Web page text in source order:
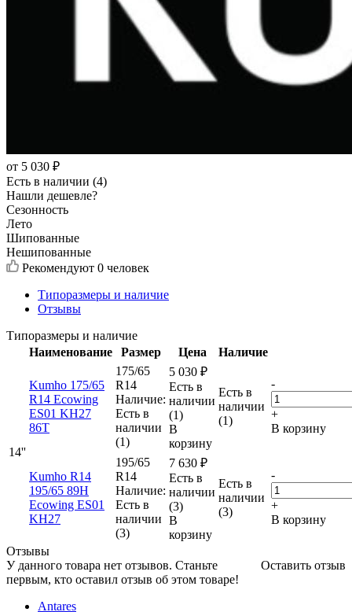
от 5 030 ₽
Есть в наличии (4)
Нашли дешевле?
Сезонность
Лето
Шипованные
Нешипованные
Рекомендуют 0 человек
Типоразмеры и наличие
Отзывы
Типоразмеры и наличие
Наименование
Размер Цена Наличие
14''
Kumho 175/65
R14 Ecowing
ES01 KH27
86T
175/65
R14
Наличие:
Есть в
наличии
(1)
5 030 ₽
Есть в
наличии
(1)
В
корзину
Есть в
наличии
(1)
-
+
В корзину
Kumho R14
195/65 89H
Ecowing ES01
KH27
195/65
R14
Наличие:
Есть в
наличии
(3)
7 630 ₽
Есть в
наличии
(3)
В
корзину
Есть в
наличии
(3)
-
+
В корзину
Отзывы
Оставить отзыв
У данного товара нет отзывов. Станьте
первым, кто оставил отзыв об этом товаре!
Antares